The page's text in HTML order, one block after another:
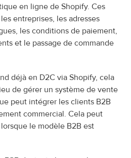
en ligne de Shopify. Ces
entreprises, les adresses
les conditions de paiement,
et le passage de commande
déjà en D2C via Shopify, cela
de gérer un système de vente
peut intégrer les clients B2B
commercial. Cela peut
le modèle B2B est